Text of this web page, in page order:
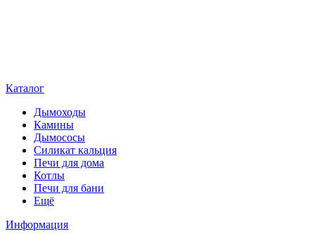
Каталог
Дымоходы
Камины
Дымососы
Силикат кальция
Печи для дома
Котлы
Печи для бани
Ещё
Информация